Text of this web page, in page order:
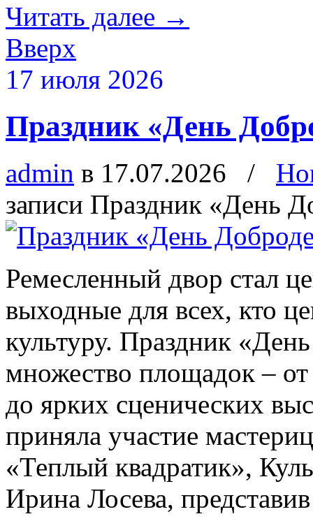
Читать далее →
Вверх
17 июля 2026
Праздник «День
admin в 17.07.2026 /
записи Праздник «День
Ремесленный двор стал
выходные для всех, кто
культуру. Праздник
множество площадок –
до ярких сценических
приняла участие
«Теплый квадратик»,
Ирина Лосева,